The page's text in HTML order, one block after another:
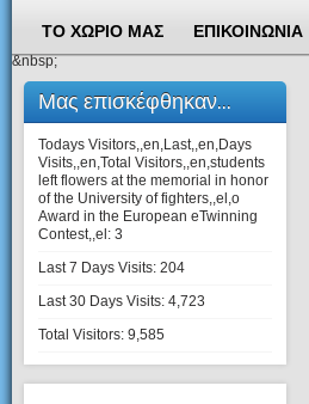
ΤΟ ΧΩΡΙΟ ΜΑΣ ΕΠΙΚΟΙΝΩΝΙΑ
&nbsp;
Μας επισκέφθηκαν...
Todays Visitors,,en,Last,,en,Days
Visits,,en,Total Visitors,,en,students
left flowers at the memorial in honor
of the University of fighters,,el,o
Award in the European eTwinning
Contest,,el: 3
Last 7 Days Visits: 204
Last 30 Days Visits: 4,723
Total Visitors: 9,585